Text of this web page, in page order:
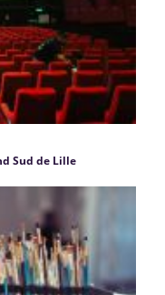
Sud de Lille